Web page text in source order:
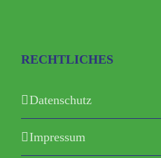
RECHTLICHES
Datenschutz
Impressum